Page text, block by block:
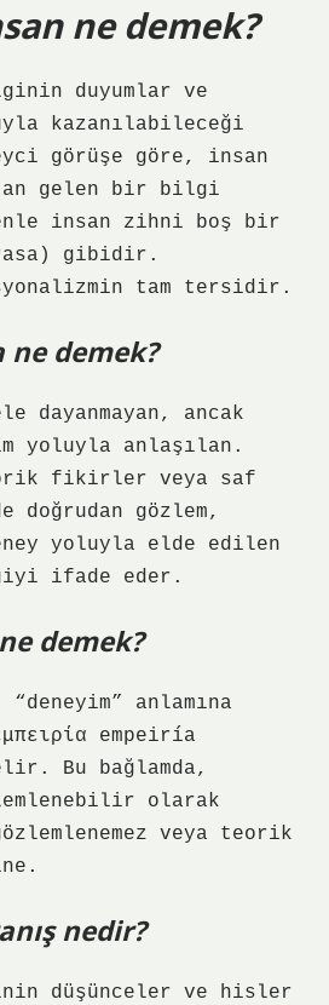
ne demek?
duyumlar ve
kazanılabileceği
görüşe göre, insan
gelen bir bilgi
insan zihni boş bir
gibidir.
tam tersidir.
demek?
dayanmayan, ancak
yoluyla anlaşılan.
fikirler veya saf
doğrudan gözlem,
yoluyla elde edilen
ifade eder.
demek?
anlamına
empeiría
Bu bağlamda,
olarak
veya teorik
nedir?
düşünceler ve hisler